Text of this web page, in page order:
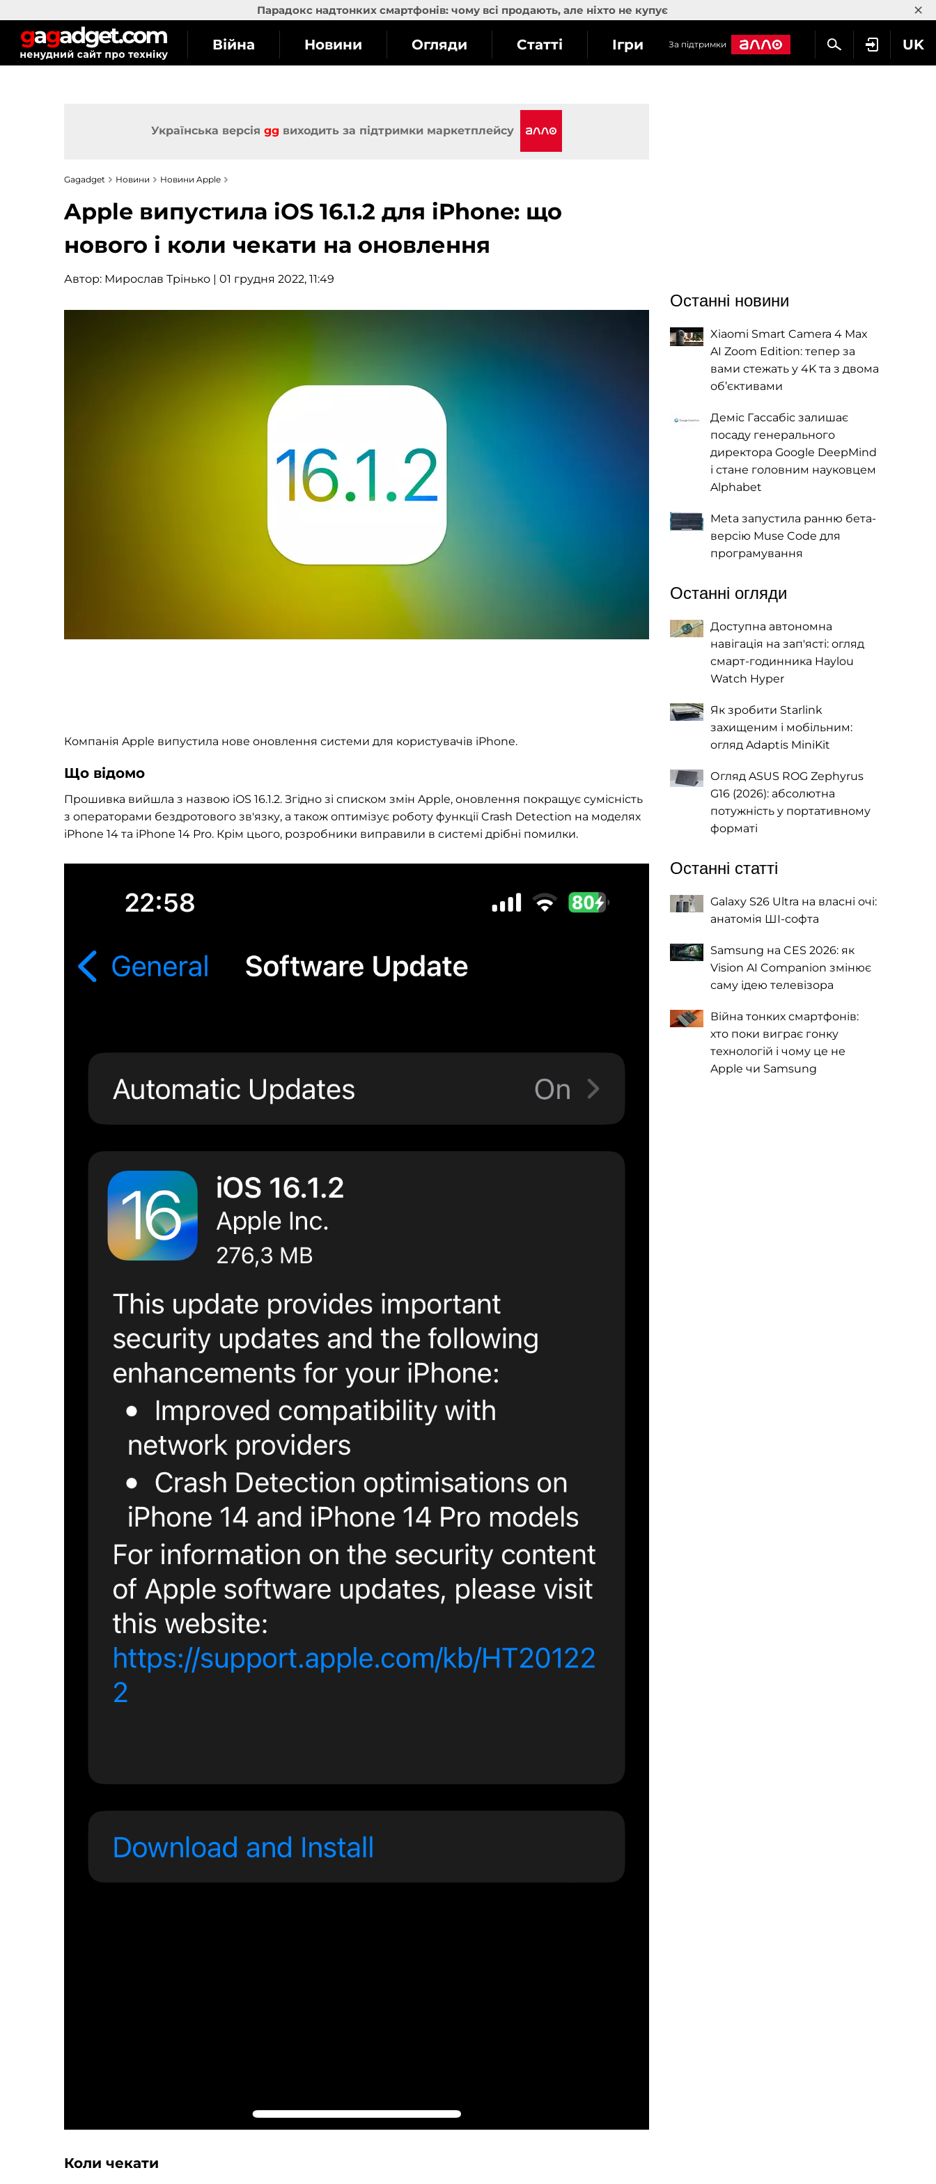
Парадокс надтонких смартфонів: чому всі продають, але ніхто не купує ×
UK
Війна Новини Огляди Статті Ігри За підтримки
Українська версія gg виходить за підтримки маркетплейсу
Gagadget Новини Новини Apple
Apple випустила iOS 16.1.2 для iPhone: що
нового і коли чекати на оновлення
Автор: Мирослав Трінько | 01 грудня 2022, 11:49
Компанія Apple випустила нове оновлення системи для користувачів iPhone.
Що відомо
Прошивка вийшла з назвою iOS 16.1.2. Згідно зі списком змін Apple, оновлення покращує сумісність
з операторами бездротового зв'язку, а також оптимізує роботу функції Crash Detection на моделях
iPhone 14 та iPhone 14 Pro. Крім цього, розробники виправили в системі дрібні помилки.
Коли чекати
Останні новини
Xiaomi Smart Camera 4 Max
AI Zoom Edition: тепер за
вами стежать у 4K та з двома
об’єктивами
Деміс Гассабіс залишає
посаду генерального
директора Google DeepMind
і стане головним науковцем
Alphabet
Meta запустила ранню бета-
версію Muse Code для
програмування
Останні огляди
Доступна автономна
навігація на зап'ясті: огляд
смарт-годинника Haylou
Watch Hyper
Як зробити Starlink
захищеним і мобільним:
огляд Adaptis MiniKit
Огляд ASUS ROG Zephyrus
G16 (2026): абсолютна
потужність у портативному
форматі
Останні статті
Galaxy S26 Ultra на власні очі:
анатомія ШІ-софта
Samsung на CES 2026: як
Vision AI Companion змінює
саму ідею телевізора
Війна тонких смартфонів:
хто поки виграє гонку
технологій і чому це не
Apple чи Samsung